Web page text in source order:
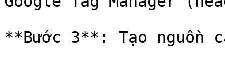
**Bước 3**: Tạo